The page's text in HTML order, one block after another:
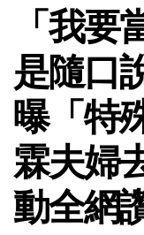
「我
是隨口
曝「特
霖夫婦
動全網